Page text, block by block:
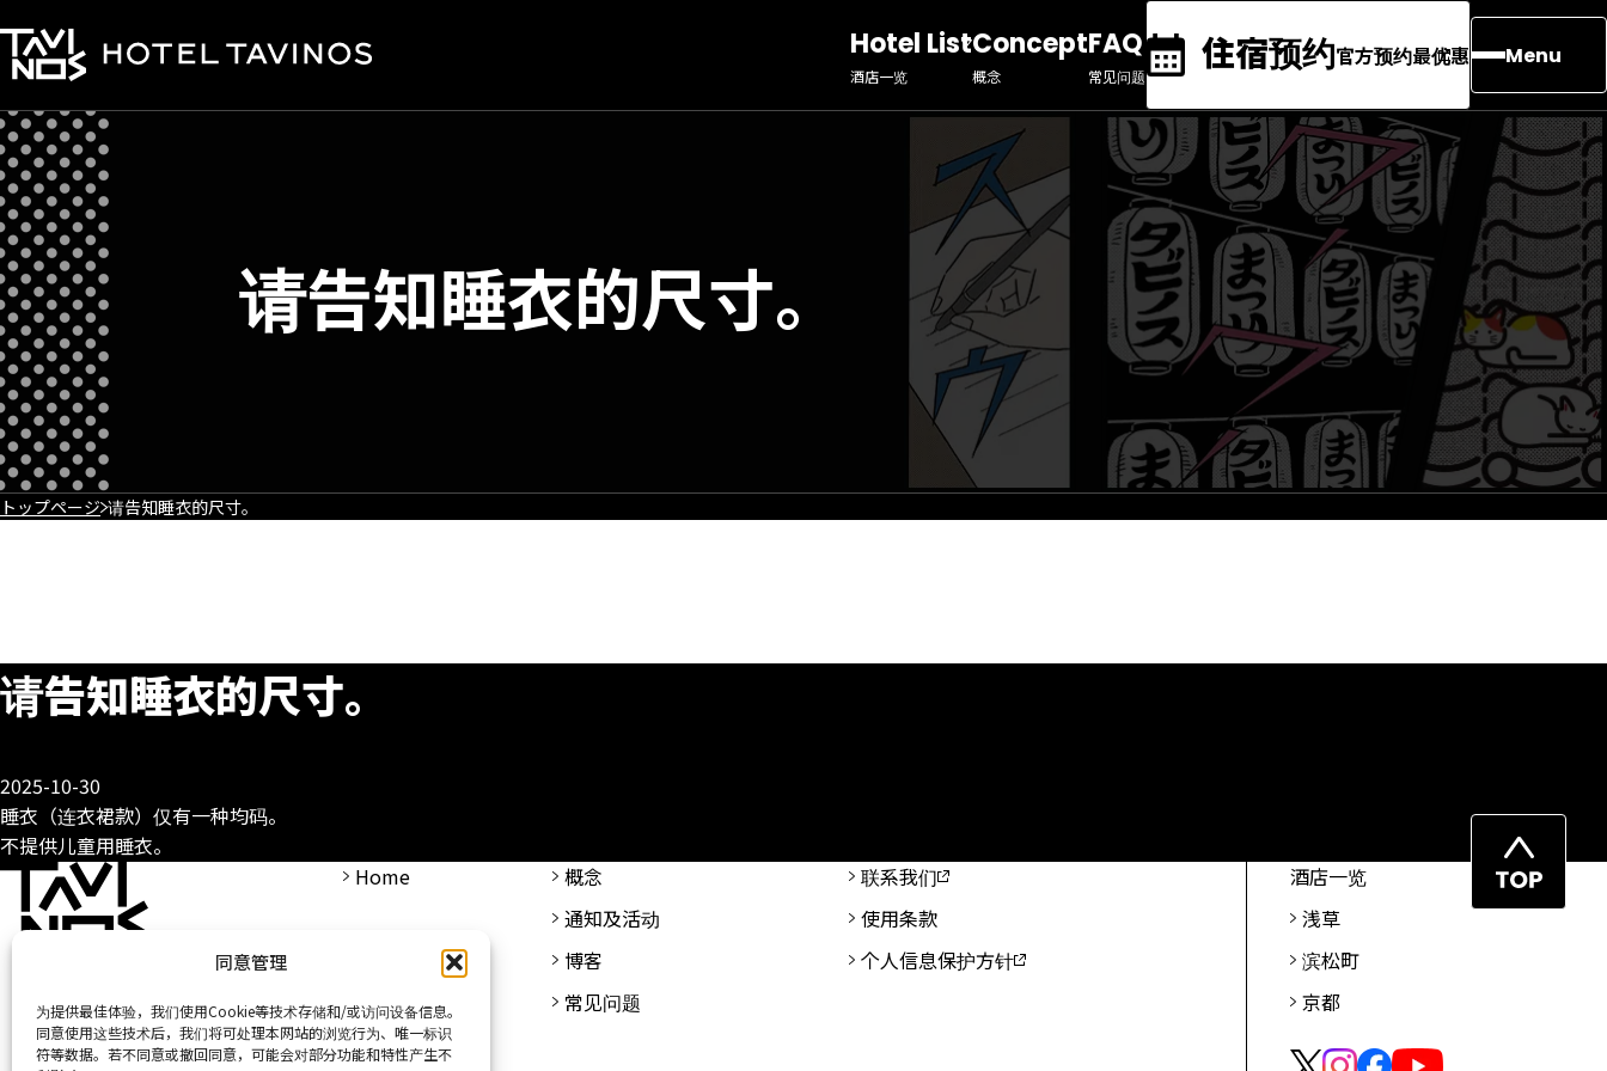
同意管理
为提供最佳体验，我们使用Cookie等技术存储和/或访问设备信息。
同意使用这些技术后，我们将可处理本网站的浏览行为、唯一标识
符等数据。若不同意或撤回同意，可能会对部分功能和特性产生不
Hotel List
酒店一览
Concept
概念
FAQ
常见问题 住宿预约官方预约最优惠 Menu
请告知睡衣的尺寸。
トップページ 请告知睡衣的尺寸。
请告知睡衣的尺寸。
2025-10-30
睡衣（连衣裙款）仅有一种均码。
不提供儿童用睡衣。
返
回
Home
概念
通知及活动
博客
常见问题
联系我们
使用条款
个人信息保护方针
酒店一览
浅草
滨松町
京都